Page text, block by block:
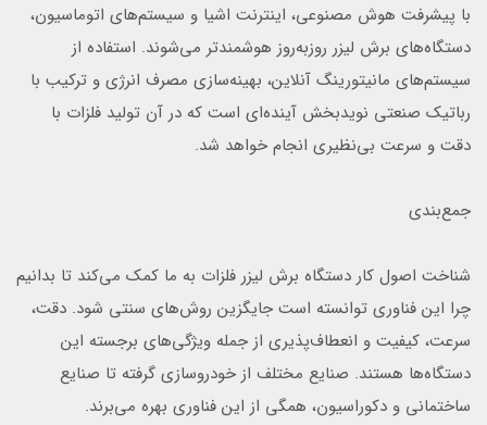
با پیشرفت هوش مصنوعی، اینترنت اشیا و سیستم‌های اتوماسیون،
دستگاه‌های برش لیزر روزبه‌روز هوشمندتر می‌شوند. استفاده از
سیستم‌های مانیتورینگ آنلاین، بهینه‌سازی مصرف انرژی و ترکیب با
رباتیک صنعتی نویدبخش آینده‌ای است که در آن تولید فلزات با
دقت و سرعت بی‌نظیری انجام خواهد شد.
جمع‌بندی
شناخت اصول کار دستگاه برش لیزر فلزات به ما کمک می‌کند تا بدانیم
چرا این فناوری توانسته است جایگزین روش‌های سنتی شود. دقت،
سرعت، کیفیت و انعطاف‌پذیری از جمله ویژگی‌های برجسته این
دستگاه‌ها هستند. صنایع مختلف از خودروسازی گرفته تا صنایع
ساختمانی و دکوراسیون، همگی از این فناوری بهره می‌برند.